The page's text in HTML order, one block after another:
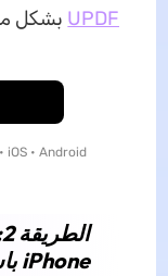
UPDF بشكل
iOS • Android
iPhone باستخدام تطبيق الصور